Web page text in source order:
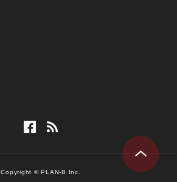
Copyright © PLAN-B Inc.